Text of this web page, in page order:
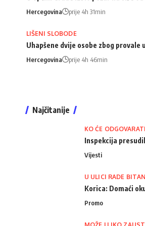
Hercegovina prije 4h 31min
LIŠENI SLOBODE
Uhapšene dvije osobe zbog provale
Hercegovina prije 4h 46min
Najčitanije
KO ĆE
Inspekcija
Vijesti
U ULICI RADE
Korica: Domaći
Promo